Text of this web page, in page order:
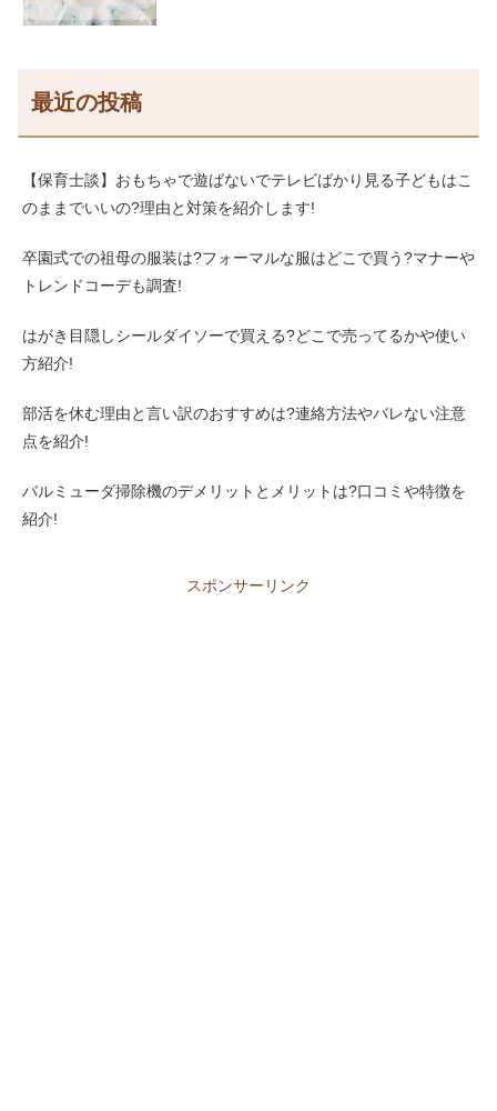
最近の投稿
【保育士談】おもちゃで遊ばないでテレビばかり見る子どもはこ
のままでいいの?理由と対策を紹介します!
卒園式での祖母の服装は?フォーマルな服はどこで買う?マナーや
トレンドコーデも調査!
はがき目隠しシールダイソーで買える?どこで売ってるかや使い
方紹介!
部活を休む理由と言い訳のおすすめは?連絡方法やバレない注意
点を紹介!
バルミューダ掃除機のデメリットとメリットは?口コミや特徴を
紹介!
スポンサーリンク